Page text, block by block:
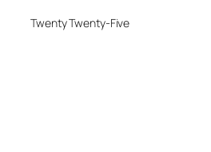
Twenty Twenty-Five